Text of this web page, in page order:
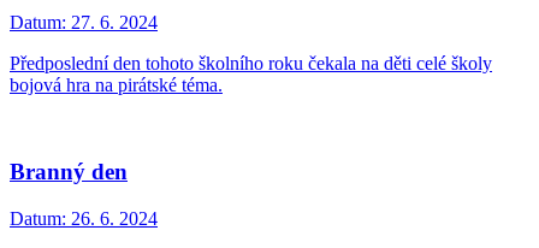
Datum: 27. 6. 2024
Předposlední den tohoto školního roku čekala na děti celé školy
bojová hra na pirátské téma.
Branný den
Datum: 26. 6. 2024